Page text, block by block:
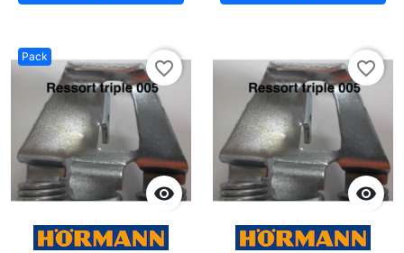
Pack

favorite_border

favorite_border